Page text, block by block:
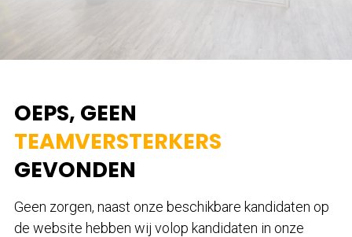
OEPS, GEEN
TEAMVERSTERKERS
GEVONDEN
Geen zorgen, naast onze beschikbare kandidaten op
de website hebben wij volop kandidaten in onze